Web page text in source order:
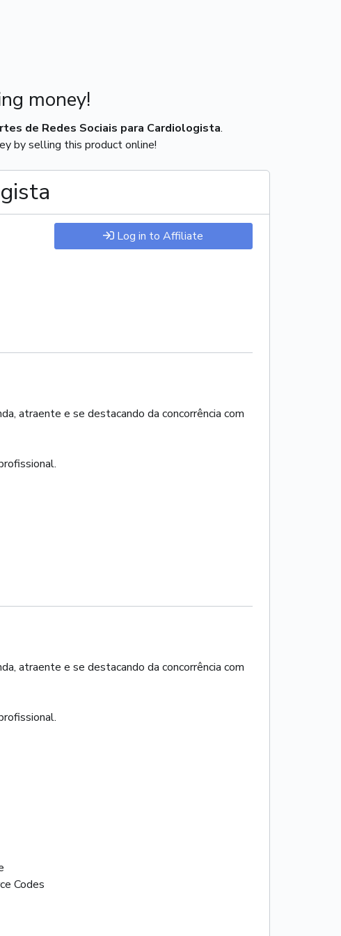
money!
de Redes Sociais para Cardiologista.
by selling this product online!
Log in to Affiliate
atraente e se destacando da concorrência com
atraente e se destacando da concorrência com
Codes